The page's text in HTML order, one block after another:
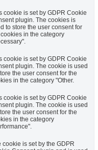
cookie is set by GDPR Cookie
plugin. The cookies is
to store the user consent for
in the category
cookie is set by GDPR Cookie
plugin. The cookie is used
the user consent for the
in the category "Other.
cookie is set by GDPR Cookie
plugin. The cookie is used
the user consent for the
in the category
cookie is set by the GDPR